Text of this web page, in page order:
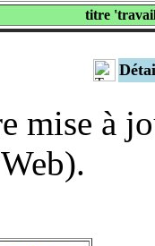
titre
mise à